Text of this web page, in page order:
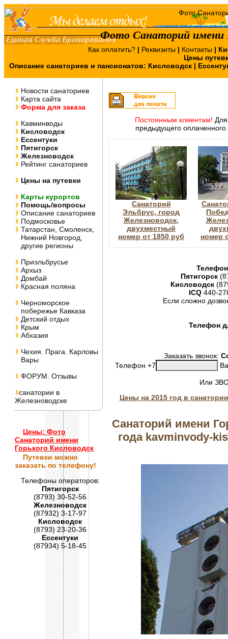
Фото Санаторий имени
Как оплатить? | Реквизиты | Контакты |
Цены
Описание санаториев и пансионатов: Кисловодск |
Новости санаториев
Карта сайта
Форма для заказа
Кавминводы
Кисловодск
Ессентуки
Пятигорск
Железноводск
Рейтинг санаториев
Цены на путевки
Карты курортов
Помощь/вопросы
Описание санаториев
Подмосковье
Татарстан, Смоленск,
Нижний Новгород,
другие регионы
Приэльбрусье
Архыз
Домбай
Красная поляна
Черноморское
побережье Кавказа
Детский отдых
Крым
Абхазия
Чехия. Прага. Карловы
Вары
ФОРУМ. Отзывы
санатории в
Железноводске
Цены: Фото
Санаторий имени
Горького Кисловодск
Путевки можно
заказать по телефону!
Телефоны операторов:
Пятигорск
(8793) 30-52-56
Железноводск
(87932) 3-17-97
Кисловодск
(8793) 23-20-36
Ессентуки
(87934) 5-18-45
Постоянным клиентам!
предыдущего оплаченного
Санаторий
Эльбрус, город
Железноводск,
двухместный
номер от 1850 руб
номер
Пятигорск
Кисловодск
ICQ 440-
Если сложно
Телефон
Заказать звонок:
Телефон +7
Или
Цены на 2015 год в
Санаторий имени
года kavminvody-